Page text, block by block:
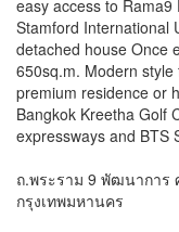
easy access to
Stamford International
detached house Once
650sq.m. Modern
premium residence or
Bangkok Kreetha Golf
expressways and BTS
ถ.พระราม 9 พัฒนาการ
กรุงเทพมหานคร